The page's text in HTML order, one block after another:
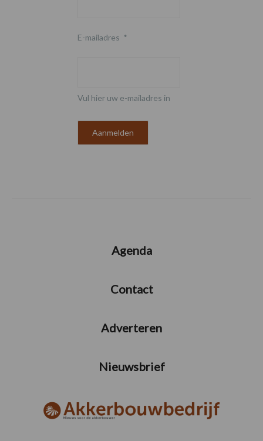
E-mailadres *
Vul hier uw e-mailadres in
Agenda
Contact
Adverteren
Nieuwsbrief